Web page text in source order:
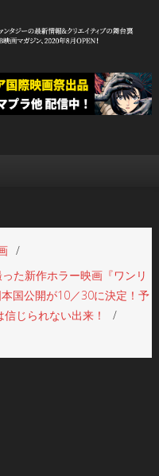
「cowai コ
た新作ホラー映画『ワンリ
国公開が10／30に決定！予
じられない出来！